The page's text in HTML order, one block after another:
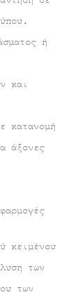
ή
και
κατανομή
άξονες
κειμένου
των
των